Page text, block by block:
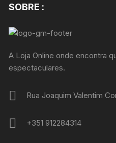
SOBRE :
A Loja Online onde encontra
espectaculares.
Rua Joaquim Valentim
+351 912284314